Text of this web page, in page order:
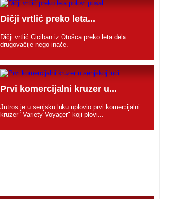
Dičji vrtlić preko leta...
Dičji vrtlić Ciciban iz Otošca preko leta dela
drugovačije nego inače.
Prvi komercijalni kruzer u...
Jutros je u senjsku luku uplovio prvi komercijalni
kruzer "Variety Voyager" koji plovi...